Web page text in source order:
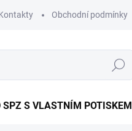
Obchodní podmínky
Hledat
SPZ S VLASTNÍM POTISKEM